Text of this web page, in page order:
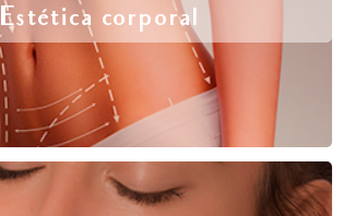
Estética corporal